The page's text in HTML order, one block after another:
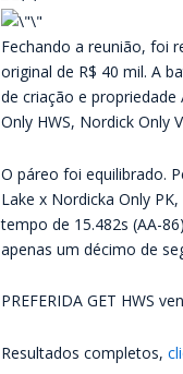
Fechando a reunião, foi
original de R$ 40 mil. A
de criação e propriedade
Only HWS, Nordick Only
O páreo foi equilibrado.
Lake x Nordicka Only
tempo de 15.482s (AA-
apenas um décimo de
PREFERIDA GET HWS
Resultados completos,